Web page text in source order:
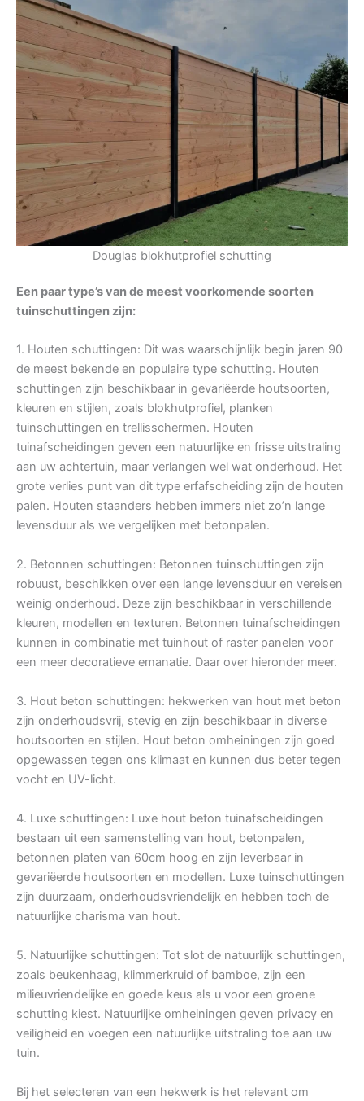
Douglas blokhutprofiel schutting
Een paar type’s van de meest voorkomende soorten
tuinschuttingen zijn:
1. Houten schuttingen: Dit was waarschijnlijk begin jaren 90
de meest bekende en populaire type schutting. Houten
schuttingen zijn beschikbaar in gevariëerde houtsoorten,
kleuren en stijlen, zoals blokhutprofiel, planken
tuinschuttingen en trellisschermen. Houten
tuinafscheidingen geven een natuurlijke en frisse uitstraling
aan uw achtertuin, maar verlangen wel wat onderhoud. Het
grote verlies punt van dit type erfafscheiding zijn de houten
palen. Houten staanders hebben immers niet zo’n lange
levensduur als we vergelijken met betonpalen.
2. Betonnen schuttingen: Betonnen tuinschuttingen zijn
robuust, beschikken over een lange levensduur en vereisen
weinig onderhoud. Deze zijn beschikbaar in verschillende
kleuren, modellen en texturen. Betonnen tuinafscheidingen
kunnen in combinatie met tuinhout of raster panelen voor
een meer decoratieve emanatie. Daar over hieronder meer.
3. Hout beton schuttingen: hekwerken van hout met beton
zijn onderhoudsvrij, stevig en zijn beschikbaar in diverse
houtsoorten en stijlen. Hout beton omheiningen zijn goed
opgewassen tegen ons klimaat en kunnen dus beter tegen
vocht en UV-licht.
4. Luxe schuttingen: Luxe hout beton tuinafscheidingen
bestaan uit een samenstelling van hout, betonpalen,
betonnen platen van 60cm hoog en zijn leverbaar in
gevariëerde houtsoorten en modellen. Luxe tuinschuttingen
zijn duurzaam, onderhoudsvriendelijk en hebben toch de
natuurlijke charisma van hout.
5. Natuurlijke schuttingen: Tot slot de natuurlijk schuttingen,
zoals beukenhaag, klimmerkruid of bamboe, zijn een
milieuvriendelijke en goede keus als u voor een groene
schutting kiest. Natuurlijke omheiningen geven privacy en
veiligheid en voegen een natuurlijke uitstraling toe aan uw
tuin.
Bij het selecteren van een hekwerk is het relevant om